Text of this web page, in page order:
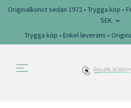
Originalkonst sedan 1972 • Trygga köp •
SEK
Trygga köp • Enkel leverans •